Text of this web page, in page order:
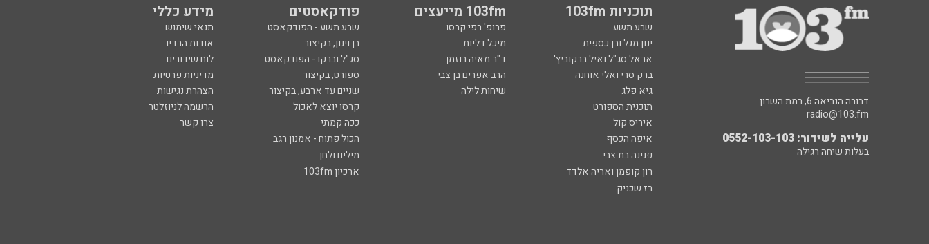
תוכניות 103fm 103fm מייעצים פודקאסטים מידע כללי
שבע תשע פרופ' רפי קרסו שבע תשע - הפודקאסט
תנאי שימוש
ינון מגל ובן כספית
מיכל דליות בן וינון, בקיצור
אודות הרדיו
אראל סג"ל ואיל ברקוביץ'
ד"ר מאיה רוזמן סג"ל וברקו - הפודקאסט
לוח שידורים
ברק סרי ואלי אוחנה
הרב אפרים בן צבי ספורט, בקיצור
מדיניות פרטיות
גיא פלג
שיחות לילה שניים עד ארבע, בקיצור
הצהרת נגישות
תוכנית הספורט
קרסו יוצא לאכול
הרשמה לניוזלטר
איריס קול
ככה קמתי
צרו קשר
איפה הכסף
הכול פתוח - אמנון רגב
פנינה בת צבי
מילים ולחן
רון קופמן ואריה אלדד
ארכיון 103fm
רז שכניק
דבורה הנביאה 6, רמת השרון
radio@103.fm
עלייה לשידור: 0552-103-103
בעלות שיחה רגילה